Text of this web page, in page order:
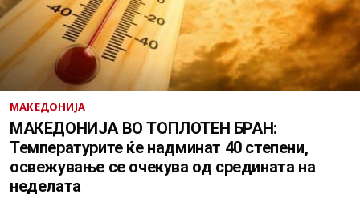
МАКЕДОНИЈА
МАКЕДОНИЈА ВО ТОПЛОТЕН БРАН:
Температурите ќе надминат 40 степени,
освежување се очекува од средината на
неделата